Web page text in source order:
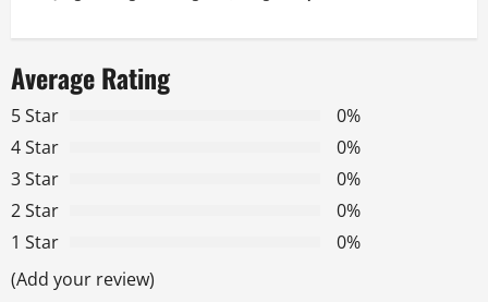
a
v
i
g
a
t
Average Rating
5 Star
0%
4 Star
0%
3 Star
0%
2 Star
0%
1 Star
0%
(Add your review)